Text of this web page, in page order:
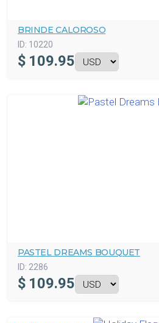
BRINDE CALOROSO
ID: 10220
$ 109.95
PASTEL DREAMS BOUQUET
ID: 2286
$ 109.95